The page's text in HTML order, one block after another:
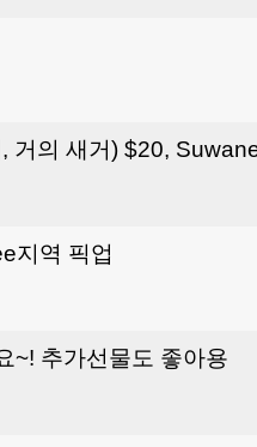
거의 새거) $20,
지역 픽업
~! 추가선물도 좋아용